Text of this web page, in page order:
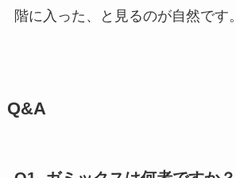
階に入った、と見るのが自然です。
Q&A